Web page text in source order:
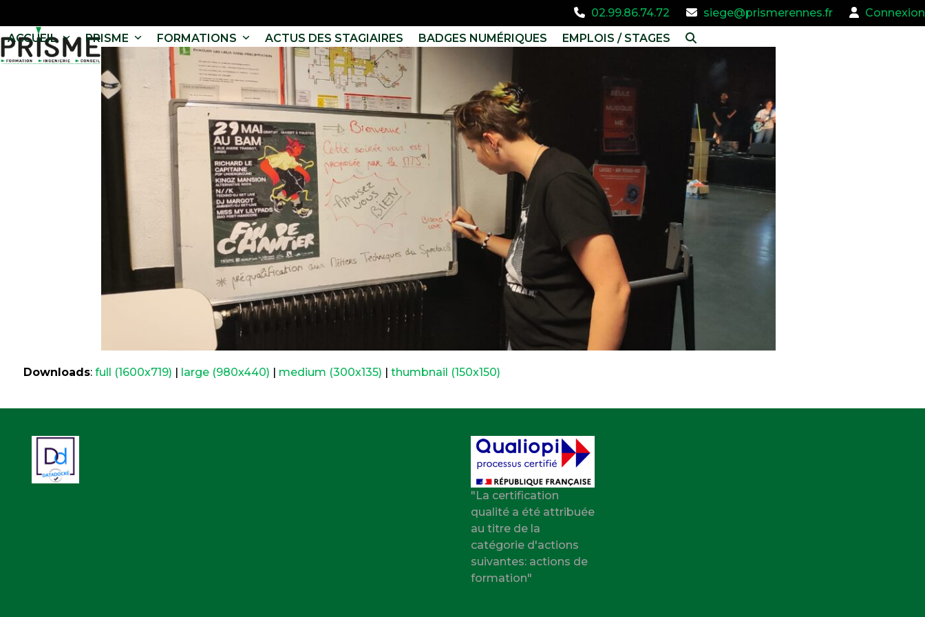
02.99.86.74.72 siege@prismerennes.fr
Connexion
ACCUEIL
PRISME FORMATIONS ACTUS DES STAGIAIRES BADGES NUMÉRIQUES EMPLOIS / STAGES
Downloads: full (1600x719) | large (980x440) | medium (300x135) | thumbnail (150x150)
"La certification
qualité a été attribuée
au titre de la
catégorie d'actions
suivantes: actions de
formation"